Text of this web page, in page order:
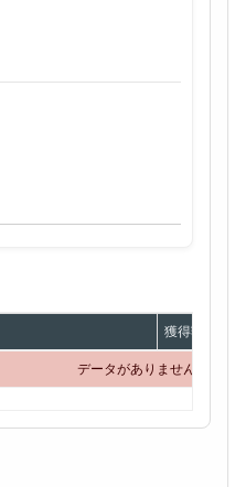
獲得額
データがありません